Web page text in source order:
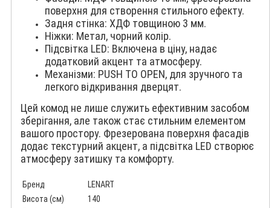
поверхня для створення стильного ефекту.
Задня стінка: ХДФ товщиною 3 мм.
Ніжки: Метал, чорний колір.
Підсвітка LED: Включена в ціну, надає
додатковий акцент та атмосферу.
Механізми: PUSH TO OPEN, для зручного та
легкого відкривання дверцят.
Цей комод не лише служить ефективним засобом
зберігання, але також стає стильним елементом
вашого простору. Фрезерована поверхня фасадів
додає текстурний акцент, а підсвітка LED створює
атмосферу затишку та комфорту.
Бренд
LENART
Висота (см)
140